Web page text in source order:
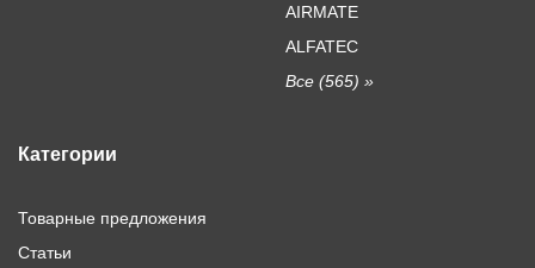
AIRMATE
ALFATEC
Все (565) »
Категории
Товарные предложения
Статьи